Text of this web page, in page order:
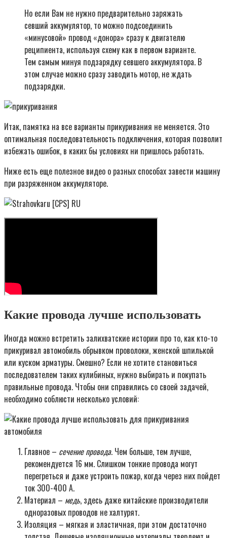
Но если Вам не нужно предварительно заряжать
севший аккумулятор, то можно подсоединить
«минусовой» провод «донора» сразу к двигателю
реципиента, используя схему как в первом варианте.
Тем самым минуя подзарядку севшего аккумулятора. В
этом случае можно сразу заводить мотор, не ждать
подзарядки.
Итак, памятка на все варианты прикуривания не меняется. Это
оптимальная последовательность подключения, которая позволит
избежать ошибок, в каких бы условиях ни пришлось работать.
Ниже есть еще полезное видео о разных способах завести машину
при разряженном аккумуляторе.
Какие провода лучше использовать
Иногда можно встретить залихватские истории про то, как кто-то
прикуривал автомобиль обрывком проволоки, женской шпилькой
или куском арматуры. Смешно? Если не хотите становиться
последователем таких кулибиных, нужно выбирать и покупать
правильные провода. Чтобы они справились со своей задачей,
необходимо соблюсти несколько условий:
Главное – сечение провода. Чем больше, тем лучше,
рекомендуется 16 мм. Слишком тонкие провода могут
перегреться и даже устроить пожар, когда через них пойдет
ток 300-400 А.
Материал – медь, здесь даже китайские производители
одноразовых проводов не халтурят.
Изоляция – мягкая и эластичная, при этом достаточно